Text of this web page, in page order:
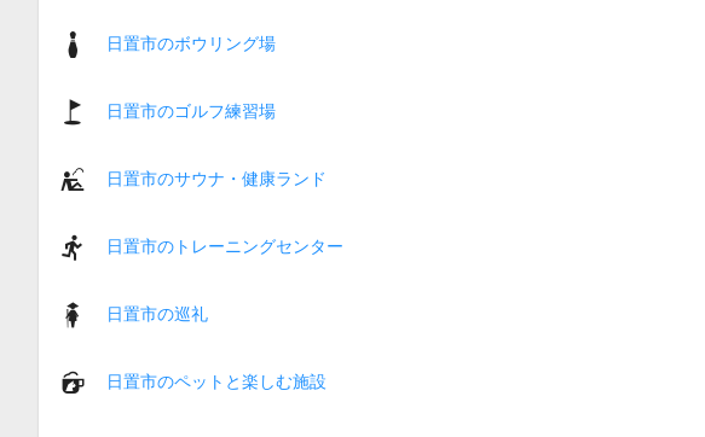
日置市のボウリング場
日置市のゴルフ練習場
日置市のサウナ・健康ランド
日置市のトレーニングセンター
日置市の巡礼
日置市のペットと楽しむ施設